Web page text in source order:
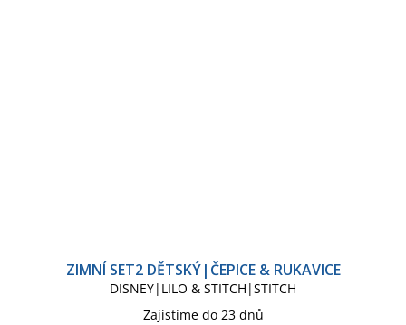
ZIMNÍ SET2 DĚTSKÝ|ČEPICE & RUKAVICE
DISNEY|LILO & STITCH|STITCH
Zajistíme do 23 dnů